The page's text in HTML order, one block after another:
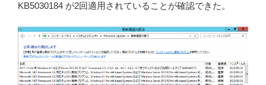
KB5030184 が2回適用されていることが確認できた。